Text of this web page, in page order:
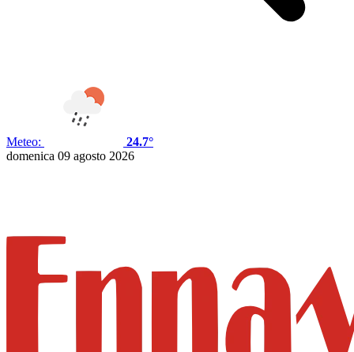
Meteo:
24.7°
domenica 09 agosto 2026